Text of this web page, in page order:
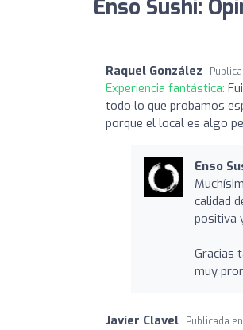
Enso Sushi:
Raquel González
Experiencia fantástica:
todo lo que probamos
porque el local es algo
Enso
calidad
positiva
Gracias
muy
Javier Clavel Publicada en